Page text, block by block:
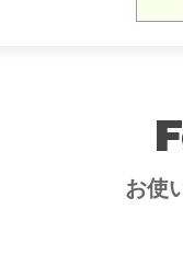
お使